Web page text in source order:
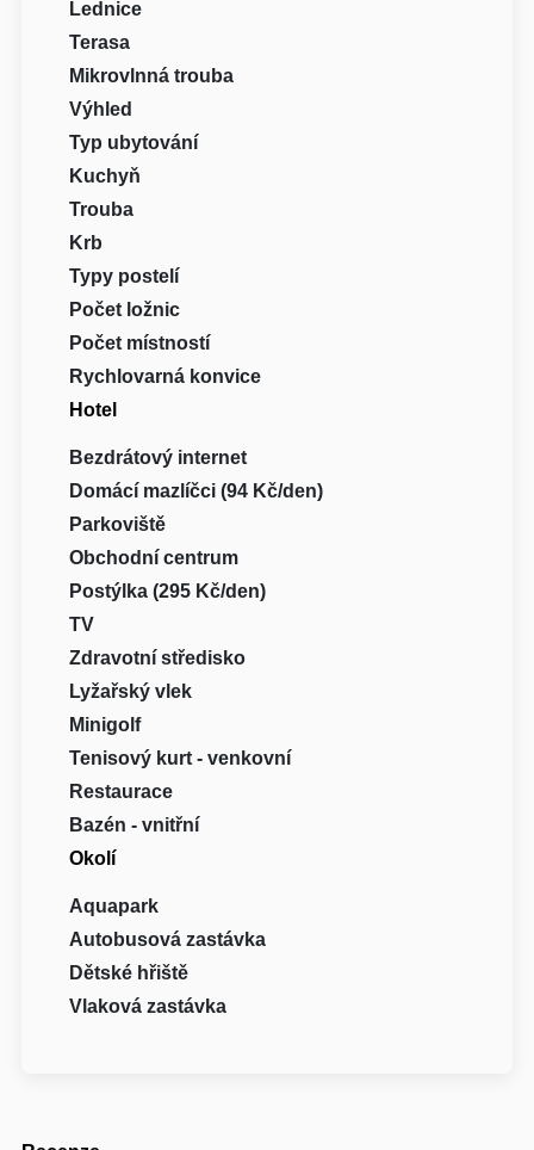
Lednice
Terasa
Mikrovlnná trouba
Výhled
Typ ubytování
Kuchyň
Trouba
Krb
Typy postelí
Počet ložnic
Počet místností
Rychlovarná konvice
Hotel
Bezdrátový internet
Domácí mazlíčci (94 Kč/den)
Parkoviště
Obchodní centrum
Postýlka (295 Kč/den)
TV
Zdravotní středisko
Lyžařský vlek
Minigolf
Tenisový kurt - venkovní
Restaurace
Bazén - vnitřní
Okolí
Aquapark
Autobusová zastávka
Dětské hřiště
Vlaková zastávka